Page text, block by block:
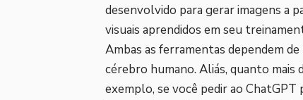
desenvolvido para gerar imagens a
visuais aprendidos em seu
Ambas as ferramentas dependem
cérebro humano. Aliás, quanto mais
exemplo, se você pedir ao ChatGPT